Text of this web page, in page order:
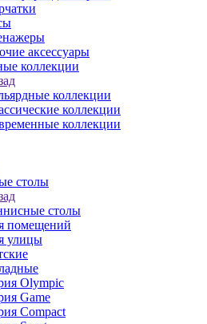
аксессуары
коллекции
коллекции
коллекции
коллекции
столы
столы
помещений
улицы
Olympic
Game
Compact